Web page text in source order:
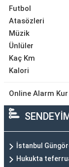
Futbol
Atasözleri
Müzik
Ünlüler
Kaç Km
Kalori
Online Alarm Kur
İstanbul
Hukukta